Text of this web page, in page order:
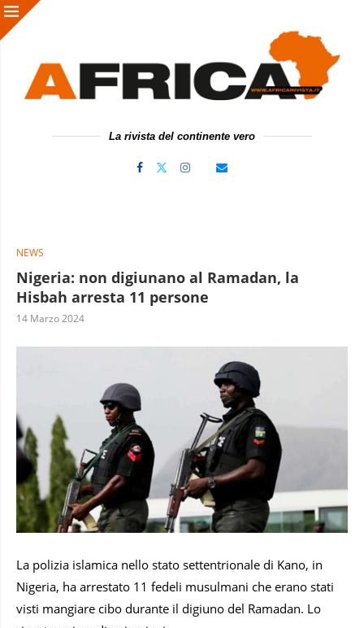
La rivista del continente vero
NEWS
Nigeria: non digiunano al Ramadan, la
Hisbah arresta 11 persone
14 Marzo 2024
La polizia islamica nello stato settentrionale di Kano, in
Nigeria, ha arrestato 11 fedeli musulmani che erano stati
visti mangiare cibo durante il digiuno del Ramadan. Lo